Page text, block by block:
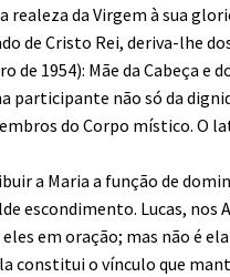
da Virgem à sua
de Cristo Rei, deriva-lhe
de 1954): Mãe da Cabeça
participante não só da
do Corpo místico. O
a Maria a função de
escondimento. Lucas,
em oração; mas não é
constitui o vínculo que